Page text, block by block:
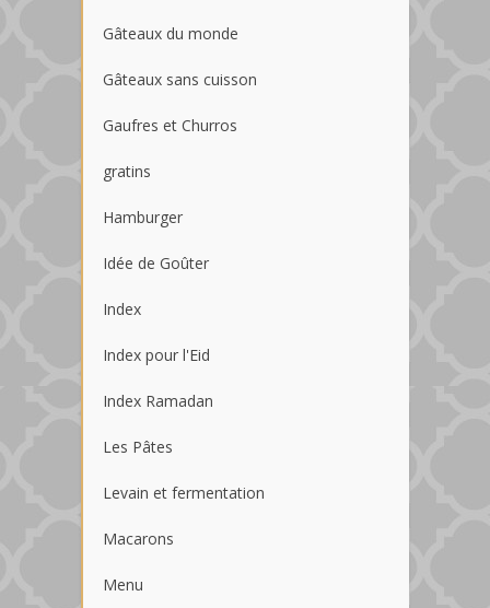
Gâteaux du monde
Gâteaux sans cuisson
Gaufres et Churros
gratins
Hamburger
Idée de Goûter
Index
Index pour l'Eid
Index Ramadan
Les Pâtes
Levain et fermentation
Macarons
Menu